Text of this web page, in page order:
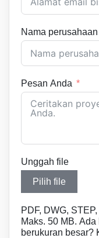
Nama perusahaan
Pesan Anda
Unggah file
Pilih file
PDF, DWG,
Maks. 50 MB.
berukuran besar?